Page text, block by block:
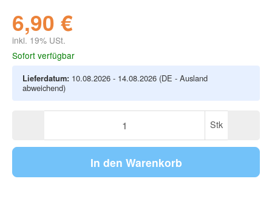
6,90 €
inkl. 19% USt.
Sofort verfügbar
Lieferdatum: 10.08.2026 - 14.08.2026 (DE - Ausland
abweichend)
Stk
In den Warenkorb